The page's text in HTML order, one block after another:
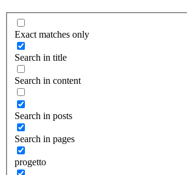
Exact matches only
Search in title
Search in content
Search in posts
Search in pages
progetto